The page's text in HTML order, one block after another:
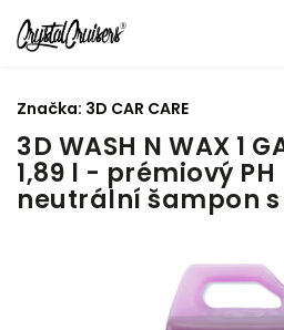
3D WASH N WAX 1
1,89 l - prémiový PH
neutrální šampon
Značka: 3D CAR CARE